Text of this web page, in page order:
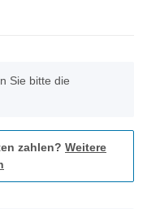
Sie bitte die
zahlen? Weitere